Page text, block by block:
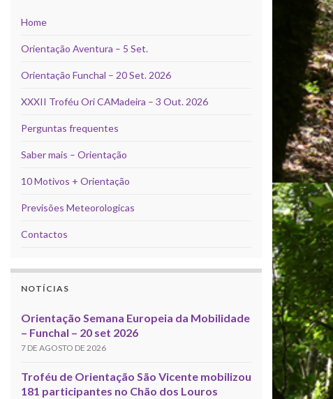
Home
Orientação Aventura – 5 Set.
Orientação Funchal – 20 Set. 2026
XXXII Troféu Ori CAMadeira – 3 Out. 2026
Perguntas frequentes
Saber mais – Orientação
10 Motivos + Orientação
Previsões Meteorologicas
Contactos
NOTÍCIAS
Orientação Semana Europeia da Mobilidade
– Funchal – 20 set 2026
7 DE AGOSTO DE 2026
Troféu de Orientação São Vicente mobilizou
181 participantes no Chão dos Louros